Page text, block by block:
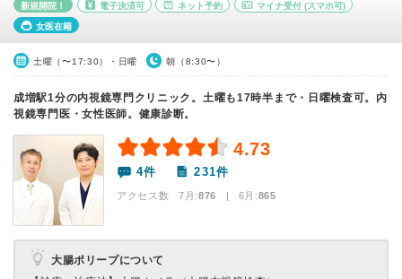
新規開院！ 電子決済可 ネット予約 マイナ受付 (スマホ可)
女医在籍
土曜（〜17:30）・日曜 朝（8:30〜）
成増駅1分の内視鏡専門クリニック。土曜も17時半まで・日曜検査可。内
視鏡専門医・女性医師。健康診断。
4.73
4件 231件
アクセス数 7月:876 | 6月:865
大腸ポリープについて